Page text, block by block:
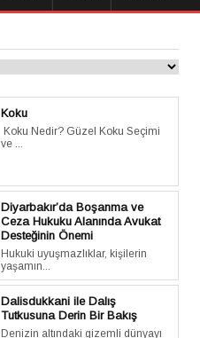
Koku
Koku Nedir? Güzel Koku Seçimi
ve ...
Diyarbakır’da Boşanma ve
Ceza Hukuku Alanında Avukat
Desteğinin Önemi
Hukuki uyuşmazlıklar, kişilerin
yaşamın...
Dalisdukkani ile Dalış
Tutkusuna Derin Bir Bakış
Denizin altındaki gizemli dünyayı